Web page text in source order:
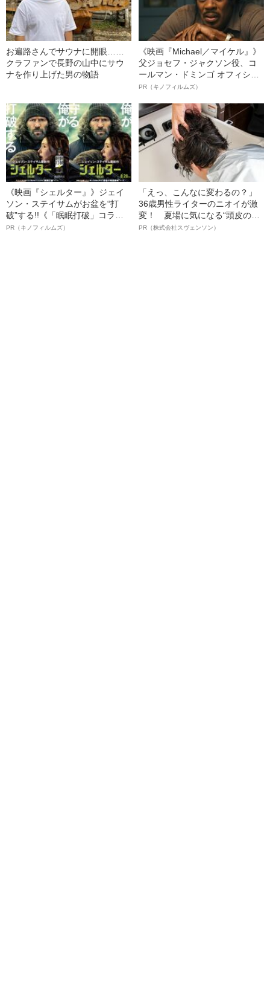
お遍路さんでサウナに開眼……
クラファンで長野の山中にサウ
ナを作り上げた男の物語
《映画『Michael／マイケル』》
父ジョセフ・ジャクソン役、コ
ールマン・ドミンゴ オフィシャ
ルインタビュー“観客を魅了した
語る”《日本興収70億円突破》
PR（キノフィルムズ）
《映画『シェルター』》ジェイ
ソン・ステイサムがお盆を“打
破”する!!《「眠眠打破」コラ
ボ》
PR（キノフィルムズ）
「えっ、こんなに変わるの？」
36歳男性ライターのニオイが激
変！ 夏場に気になる“頭皮のニ
オイ”や“ベタつき”を解消す
PR（株式会社スヴェンソン）